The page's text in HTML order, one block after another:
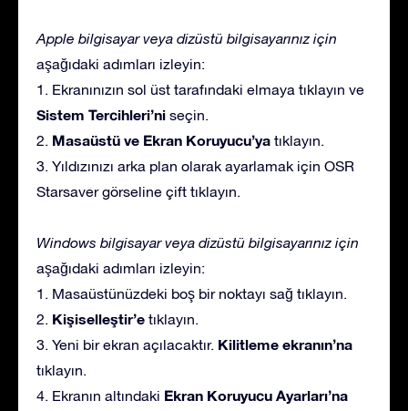
Apple bilgisayar veya dizüstü bilgisayarınız için
aşağıdaki adımları izleyin:
1. Ekranınızın sol üst tarafındaki elmaya tıklayın ve
Sistem Tercihleri’ni seçin.
2. Masaüstü ve Ekran Koruyucu’ya tıklayın.
3. Yıldızınızı arka plan olarak ayarlamak için OSR
Starsaver görseline çift tıklayın.
Windows bilgisayar veya dizüstü bilgisayarınız için
aşağıdaki adımları izleyin:
1. Masaüstünüzdeki boş bir noktayı sağ tıklayın.
2. Kişiselleştir’e tıklayın.
3. Yeni bir ekran açılacaktır. Kilitleme ekranın’na
tıklayın.
4. Ekranın altındaki Ekran Koruyucu Ayarları’na